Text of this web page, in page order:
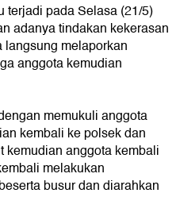
terjadi pada Selasa (21/5)
adanya tindakan kekerasan
melaporkan
anggota kemudian
memukuli anggota
kembali ke polsek dan
kemudian anggota kembali
melakukan
busur dan diarahkan